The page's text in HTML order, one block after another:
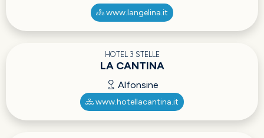
www.langelina.it
HOTEL 3 STELLE
LA CANTINA
Alfonsine
www.hotellacantina.it